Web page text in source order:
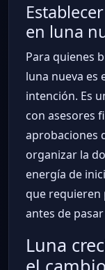
en luna
Para quienes
luna nueva es
intención. Es
con asesores
aprobaciones
organizar la
energía de
que requieren
antes de
Luna